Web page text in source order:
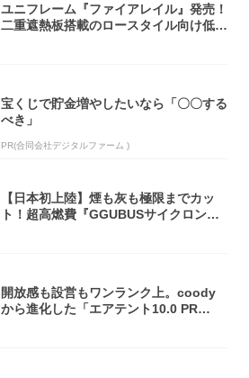
ユニフレーム『ファイアレイル』発売！
二重遮熱板搭載のロースタイル向け低型
宝くじで貯金増やしたいなら「〇〇する
べき」
PR(合同会社デジタルファーム )
【日本初上陸】煙も灰も極限までカッ
ト！超高燃費『GGUBUSサイクロン焚
開放感も設営もワンランク上。coody
から進化した「エアテント10.0 PR